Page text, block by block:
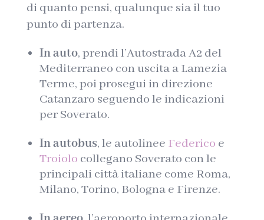
di quanto pensi, qualunque sia il tuo
punto di partenza.
In auto, prendi l’Autostrada A2 del
Mediterraneo con uscita a Lamezia
Terme, poi prosegui in direzione
Catanzaro seguendo le indicazioni
per Soverato.
In autobus, le autolinee Federico e
Troiolo collegano Soverato con le
principali città italiane come Roma,
Milano, Torino, Bologna e Firenze.